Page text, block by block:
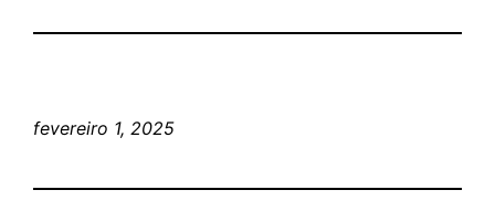
fevereiro 1, 2025